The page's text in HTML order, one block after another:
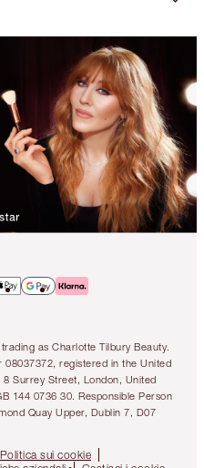
as Charlotte Tilbury Beauty.
08037372, registered in the United
Surrey Street, London, United
144 0736 30. Responsible Person
Quay Upper, Dublin 7, D07
Politica sui cookie